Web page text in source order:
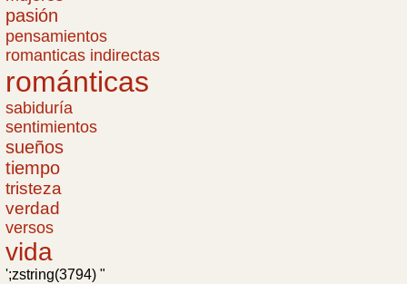
pasión
pensamientos
romanticas indirectas
románticas
sabiduría
sentimientos
sueños
tiempo
tristeza
verdad
versos
vida
';zstring(3794) "